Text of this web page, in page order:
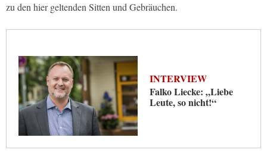
zu den hier geltenden Sitten und Gebräuchen.
INTERVIEW
Falko Liecke: „Liebe
Leute, so nicht!“